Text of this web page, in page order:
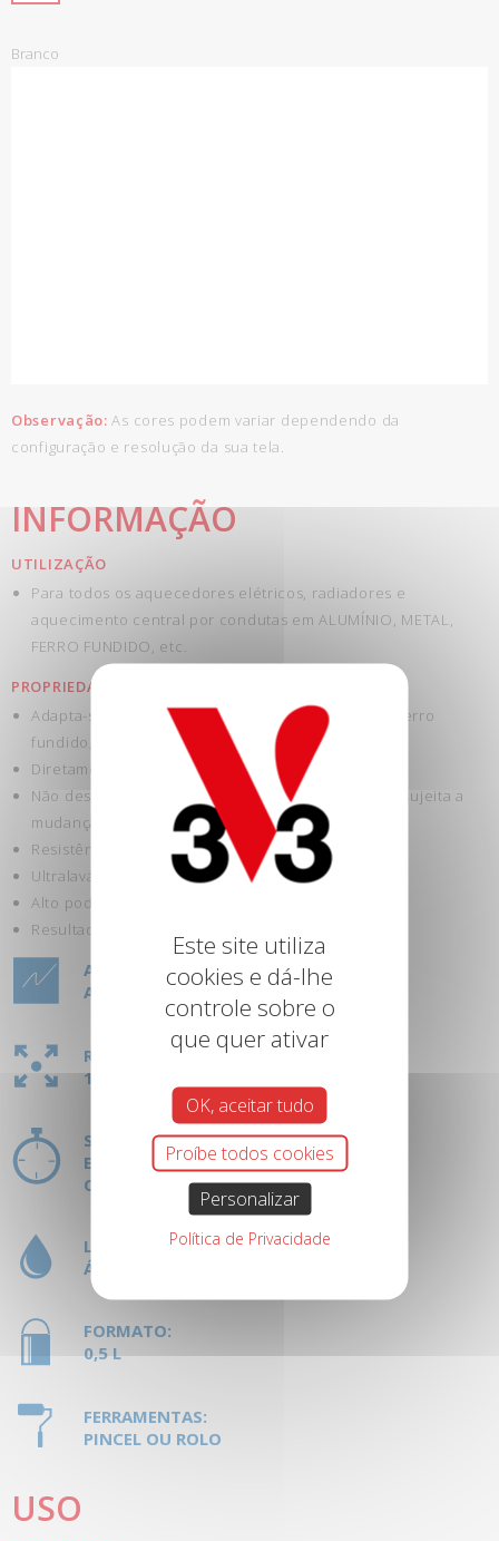
Branco
Observação: As cores podem variar dependendo da
configuração e resolução da sua tela.
INFORMAÇÃO
UTILIZAÇÃO
Para todos os aquecedores elétricos, radiadores e
aquecimento central por condutas em ALUMÍNIO, METAL,
FERRO FUNDIDO, etc.
PROPRIEDADES
Adapta-se a todos os radiadores: metal, alumínio, ferro
fundido, etc.
Diretamente, sem primário.
Não descasca: alta resistência da película de tinta sujeita a
mudanças de temperatura.
Resistência às manchas e aos golpes.
Ultralavável: manutenção fácil.
Alto poder de cobertura.
Resultado perfeito.
ASPETO:
ACETINADO
RENDIMENTO:
1 L = 12 M²
SECAGEM:
ENTRE CAMADAS: 12 H
COMPLETA: 24 H
LIMPEZA DE FERRAMENTAS:
ÁGUA
FORMATO:
0,5 L
FERRAMENTAS:
PINCEL OU ROLO
USO
Este site utiliza
cookies e dá-lhe
controle sobre o
que quer ativar
OK, aceitar tudo
Proíbe todos cookies
Personalizar
Política de Privacidade